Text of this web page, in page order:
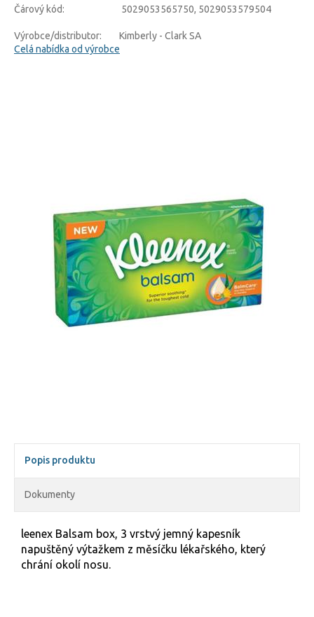
Čárový kód: 5029053565750, 5029053579504
Výrobce/distributor:
Kimberly - Clark SA
Celá nabídka od výrobce
Popis produktu
Dokumenty
leenex Balsam box, 3 vrstvý jemný kapesník
napuštěný výtažkem z měsíčku lékařského, který
chrání okolí nosu.